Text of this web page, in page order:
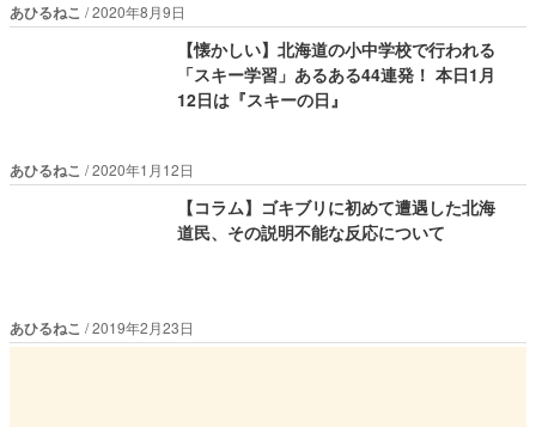
あひるねこ 2020年8月9日
【懐かしい】北海道の小中学校で行われる
「スキー学習」あるある44連発！ 本日1月
12日は『スキーの日』
あひるねこ 2020年1月12日
【コラム】ゴキブリに初めて遭遇した北海
道民、その説明不能な反応について
あひるねこ 2019年2月23日